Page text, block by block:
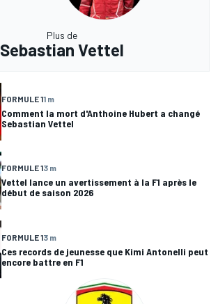
Plus de
Sebastian Vettel
FORMULE 11 m
Comment la mort d'Anthoine Hubert a changé
Sebastian Vettel
FORMULE 13 m
Vettel lance un avertissement à la F1 après le
début de saison 2026
FORMULE 13 m
Ces records de jeunesse que Kimi Antonelli peut
encore battre en F1